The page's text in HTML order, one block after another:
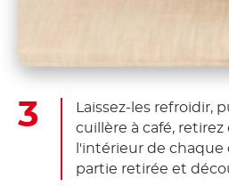
Laissez-les refroidir,
cuillère à café, retirez
l'intérieur de chaque
partie retirée et